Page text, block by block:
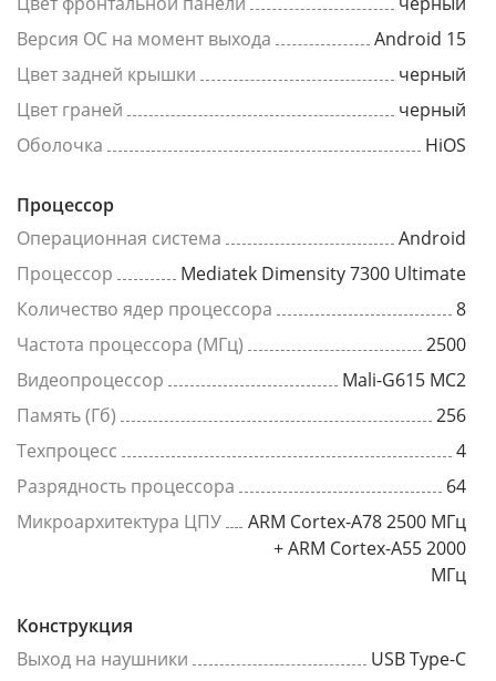
Версия ОС на момент выхода
Android 15
Цвет задней крышки
черный
Цвет граней
черный
Оболочка
HiOS
Процессор
Операционная система
Android
Процессор
Mediatek Dimensity 7300 Ultimate
Количество ядер процессора
8
Частота процессора (МГц)
2500
Видеопроцессор
Mali-G615 MC2
Память (Гб)
256
Техпроцесс
4
Разрядность процессора
64
Микроархитектура ЦПУ
ARM Cortex-A78 2500 МГц
+ ARM Cortex-A55 2000
МГц
Конструкция
Выход на наушники
USB Type-C